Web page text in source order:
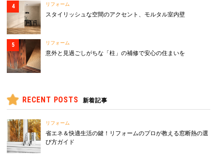
リフォーム
スタイリッシュな空間のアクセント、モルタル室内壁
リフォーム
意外と見過ごしがちな「柱」の補修で安心の住まいを
RECENT POSTS 新着記事
リフォーム
省エネ＆快適生活の鍵！リフォームのプロが教える窓断熱の選
び方ガイド